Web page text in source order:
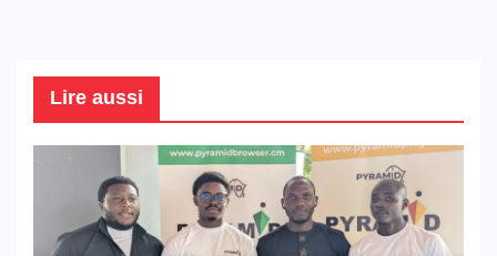
Lire aussi